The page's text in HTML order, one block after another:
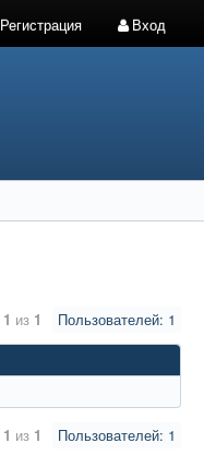
Регистрация Вход
Пользователей: 1
1 из 1
Пользователей: 1
1 из 1